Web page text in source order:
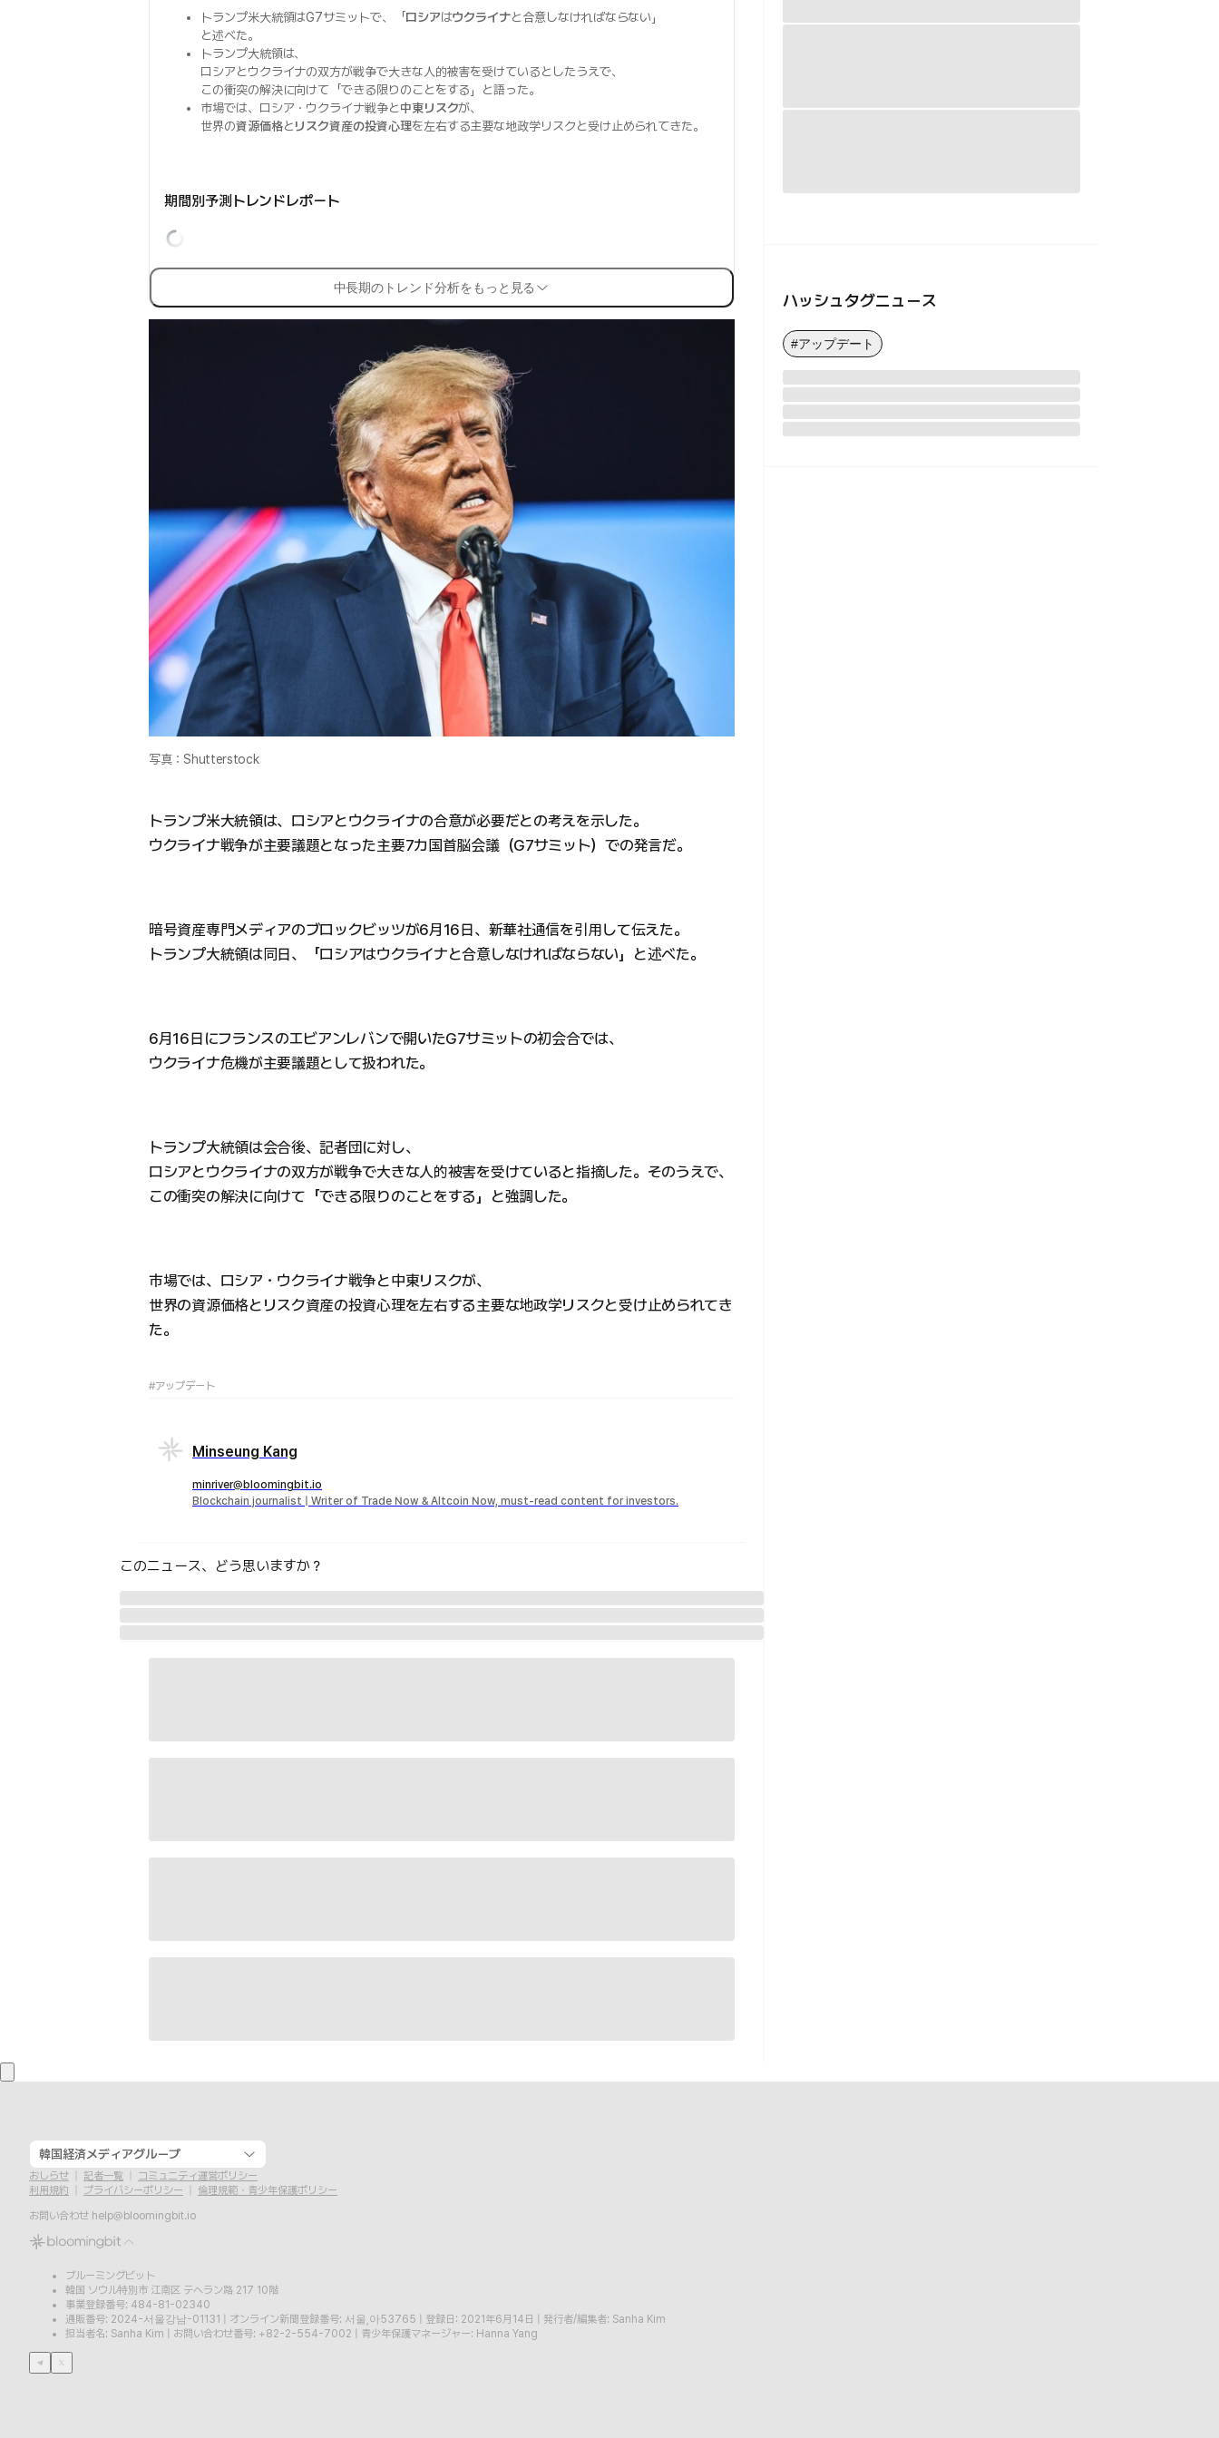
トランプ米大統領はG7サミットで、「ロシアはウクライナと合意しなければならない」
と述べた。
トランプ大統領は、
ロシアとウクライナの双方が戦争で大きな人的被害を受けているとしたうえで、
この衝突の解決に向けて「できる限りのことをする」と語った。
市場では、ロシア・ウクライナ戦争と中東リスクが、
世界の資源価格とリスク資産の投資心理を左右する主要な地政学リスクと受け止められてきた。
期間別予測トレンドレポート
中長期のトレンド分析をもっと見る
写真：Shutterstock
トランプ米大統領は、ロシアとウクライナの合意が必要だとの考えを示した。
ウクライナ戦争が主要議題となった主要7カ国首脳会議（G7サミット）での発言だ。
暗号資産専門メディアのブロックビッツが6月16日、新華社通信を引用して伝えた。
トランプ大統領は同日、「ロシアはウクライナと合意しなければならない」と述べた。
6月16日にフランスのエビアンレバンで開いたG7サミットの初会合では、
ウクライナ危機が主要議題として扱われた。
トランプ大統領は会合後、記者団に対し、
ロシアとウクライナの双方が戦争で大きな人的被害を受けていると指摘した。そのうえで、
この衝突の解決に向けて「できる限りのことをする」と強調した。
市場では、ロシア・ウクライナ戦争と中東リスクが、
世界の資源価格とリスク資産の投資心理を左右する主要な地政学リスクと受け止められてき
た。
#アップデート
Minseung Kang
minriver@bloomingbit.io
Blockchain journalist | Writer of Trade Now & Altcoin Now, must-read content for investors.
このニュース、どう思いますか？
ハッシュタグニュース
#アップデート
韓国経済メディアグループ
おしらせ 記者一覧
コミュニティ運営ポリシー
利用規約
プライバシーポリシー
倫理規範・青少年保護ポリシー
お問い合わせ help@bloomingbit.io
ブルーミングビット
韓国 ソウル特別市 江南区 テヘラン路 217 10階
事業登録番号: 484-81-02340
通販番号: 2024-서울강남-01131
オンライン新聞登録番号: 서울,아53765 登録日: 2021年6月14日
発行者/編集者: Sanha Kim
担当者名: Sanha Kim
お問い合わせ番号: +82-2-554-7002 青少年保護マネージャー: Hanna Yang